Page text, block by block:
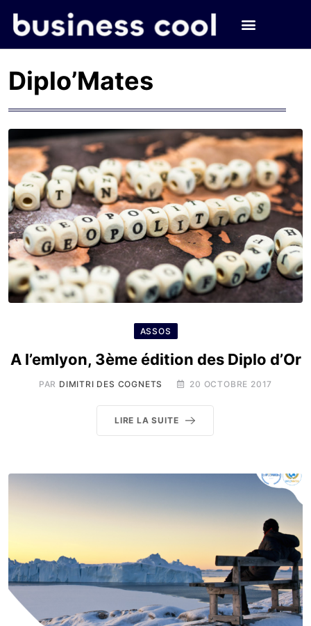
Diplo’Mates
ASSOS
A l’emlyon, 3ème édition des Diplo d’Or
PAR DIMITRI DES COGNETS 20 OCTOBRE 2017
LIRE LA SUITE